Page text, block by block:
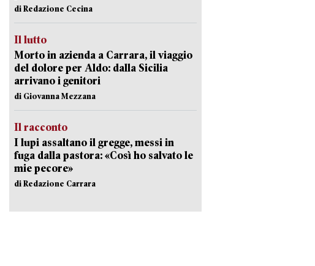
di Redazione Cecina
Il lutto
Morto in azienda a Carrara, il viaggio
del dolore per Aldo: dalla Sicilia
arrivano i genitori
di Giovanna Mezzana
Il racconto
I lupi assaltano il gregge, messi in
fuga dalla pastora: «Così ho salvato le
mie pecore»
di Redazione Carrara